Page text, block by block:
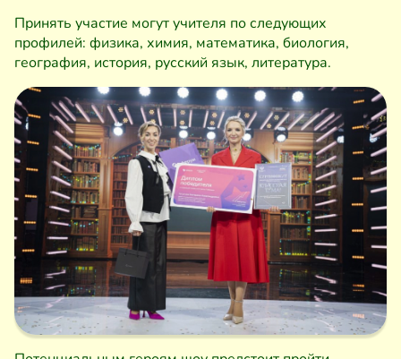
Принять участие могут учителя по следующих
профилей: физика, химия, математика, биология,
география, история, русский язык, литература.